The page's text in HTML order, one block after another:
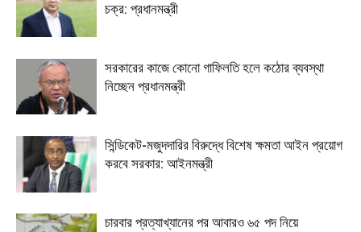
চক্র: প্রধানমন্ত্রী
সরকারের কাজে কোনো গাফিলতি হলে কঠোর ব্যবস্থা
নিচ্ছেন প্রধানমন্ত্রী
সিন্ডিকেট-মজুদদারির বিরুদ্ধে বিশেষ ক্ষমতা আইন প্রয়োগ
করবে সরকার: আইনমন্ত্রী
চারবার প্রত্যাখ্যানের পর আবারও ৬৫ পদ নিয়ে